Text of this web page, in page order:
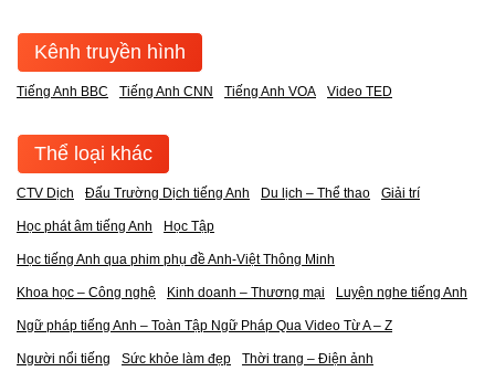
Kênh truyền hình
Tiếng Anh BBC Tiếng Anh CNN Tiếng Anh VOA Video TED
Thể loại khác
CTV Dịch Đấu Trường Dịch tiếng Anh Du lịch – Thể thao Giải trí
Học phát âm tiếng Anh Học Tập
Học tiếng Anh qua phim phụ đề Anh-Việt Thông Minh
Khoa học – Công nghệ Kinh doanh – Thương mại Luyện nghe tiếng Anh
Ngữ pháp tiếng Anh – Toàn Tập Ngữ Pháp Qua Video Từ A – Z
Người nổi tiếng Sức khỏe làm đẹp Thời trang – Điện ảnh